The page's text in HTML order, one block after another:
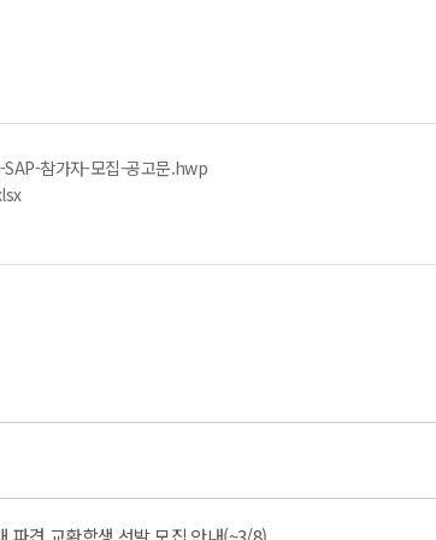
참가자-모집-공고문.hwp